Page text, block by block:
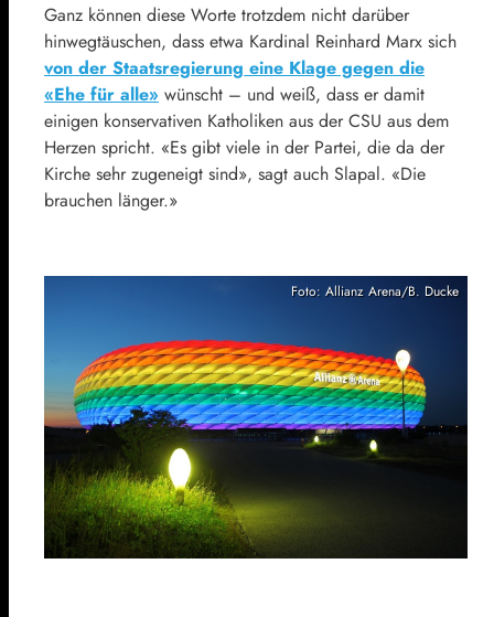
Ganz können diese Worte trotzdem nicht darüber
hinwegtäuschen, dass etwa Kardinal Reinhard Marx sich
von der Staatsregierung eine Klage gegen die
«Ehe für alle» wünscht – und weiß, dass er damit
einigen konservativen Katholiken aus der CSU aus dem
Herzen spricht. «Es gibt viele in der Partei, die da der
Kirche sehr zugeneigt sind», sagt auch Slapal. «Die
brauchen länger.»
Foto: Allianz Arena/B. Ducke